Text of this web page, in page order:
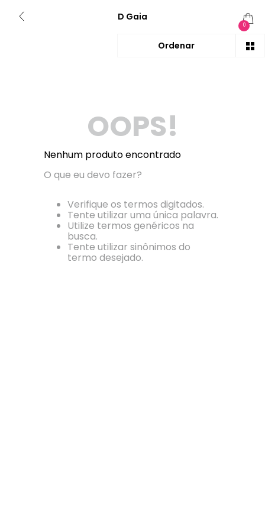
D Gaia
0
OOPS!
Nenhum produto encontrado
O que eu devo fazer?
Verifique os termos digitados.
Tente utilizar uma única palavra.
Utilize termos genéricos na
busca.
Tente utilizar sinônimos do
termo desejado.